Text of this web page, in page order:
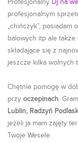
Profesjonalny Dj na
profesjonalnym
„chińczyk”,
balowych itp ale
składające się z
jeszcze kilka wolnych
Chętnie pomogę w
przy oczepinach.
Lublin, Radzyń
jeżeli ja mam zajęty
Twoje Wesele.